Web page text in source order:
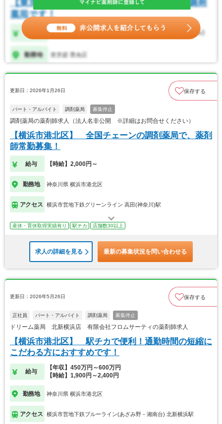
更新日：2026年1月26日 保存する
パート・アルバイト 調剤薬局 募集停止
調剤薬局の薬剤師求人（法人名非公開 ※詳細はお問合せください）
【横浜市港北区】 全国チェーンの調剤薬局で、薬剤
師常勤募集！
給与 【時給】2,000円～
勤務地 神奈川県 横浜市港北区
アクセス 横浜市営地下鉄グリーンライン 高田(神奈川)駅
産休・育休取得実績有り 駅チカ 店舗数30以上
求人の詳細を見る 最新の募集状況を問い合わせる
更新日：2026年5月26日 保存する
正社員 パート・アルバイト 調剤薬局 募集停止
ドリーム薬局 北新横浜店 有限会社フロムサーティの薬剤師求人
【横浜市港北区】 駅チカで便利！通勤時間の短縮に
こだわる方におすすめです！
給与
【年収】450万円～600万円
【時給】1,900円～2,400円
勤務地 神奈川県 横浜市港北区
アクセス 横浜市営地下鉄ブルーライン(あざみ野－湘南台) 北新横浜駅